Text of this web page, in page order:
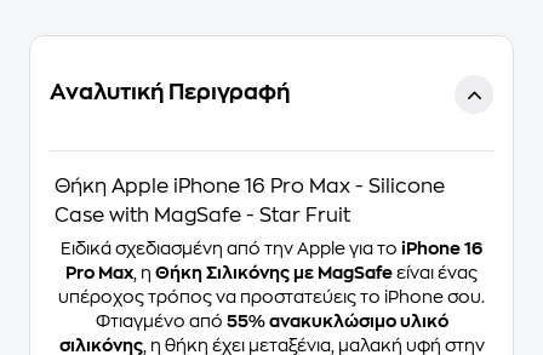
Αναλυτική Περιγραφή
Θήκη Apple iPhone 16 Pro Max - Silicone
Case with MagSafe - Star Fruit
Ειδικά σχεδιασμένη από την Apple για το iPhone 16
Pro Max , η Θήκη Σιλικόνης με MagSafe είναι ένας
υπέροχος τρόπος να προστατεύεις το iPhone σου.
Φτιαγμένο από 55% ανακυκλώσιμο υλικό
σιλικόνης, η θήκη έχει μεταξένια, μαλακή υφή στην